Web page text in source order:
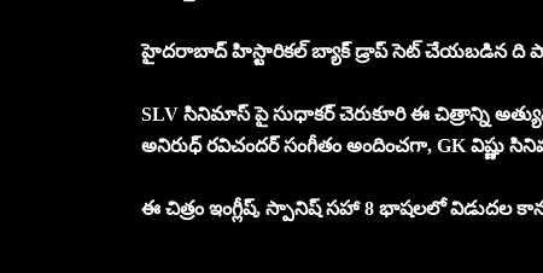
హైదరాబాద్ హిస్టారికల్ బ్యాక్ డ్రాప్ సెట్ చేయబడిన ది
SLV సినిమాస్ పై సుధాకర్ చెరుకూరి ఈ చిత్రాన్ని
అనిరుధ్ రవిచందర్ సంగీతం అందించగా, GK విష్ణు
ఈ చిత్రం ఇంగ్లీష్, స్పానిష్ సహా 8 భాషలలో విడుదల